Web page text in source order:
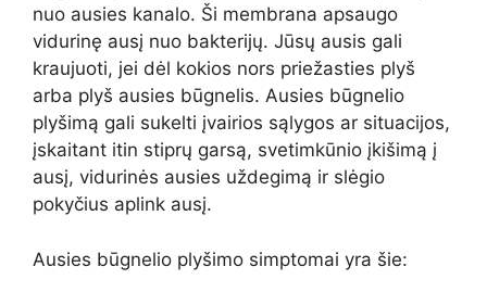
nuo ausies kanalo. Ši membrana apsaugo
vidurinę ausį nuo bakterijų. Jūsų ausis gali
kraujuoti, jei dėl kokios nors priežasties plyš
arba plyš ausies būgnelis. Ausies būgnelio
plyšimą gali sukelti įvairios sąlygos ar situacijos,
įskaitant itin stiprų garsą, svetimkūnio įkišimą į
ausį, vidurinės ausies uždegimą ir slėgio
pokyčius aplink ausį.
Ausies būgnelio plyšimo simptomai yra šie: